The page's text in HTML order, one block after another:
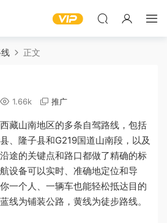
正文
1.66k 推广
山南地区的多条自驾路线，包括
、隆子县和G219国道山南段，以及
途的关键点和路口都做了精确的标
设备可以实时、准确地定位和导
一个人、一辆车也能轻松抵达目的
线为铺装公路，黄线为徒步路线。